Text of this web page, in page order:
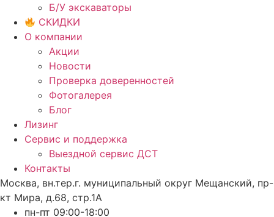
Б/У экскаваторы
СКИДКИ
О компании
Акции
Новости
Проверка доверенностей
Фотогалерея
Блог
Лизинг
Сервис и поддержка
Выездной сервис ДСТ
Контакты
Москва, вн.тер.г. муниципальный округ Мещанский, пр-
кт Мира, д.68, стр.1А
пн-пт 09:00-18:00